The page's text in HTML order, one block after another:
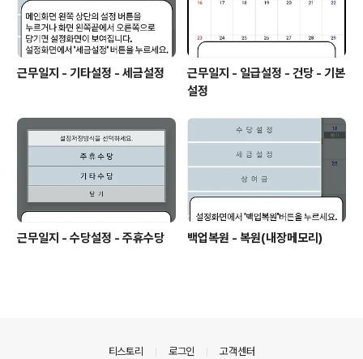
근무일지 - 기타설정 - 세금설정
근무일지 - 일급설정 - 건당 - 기본
설정
근무일지 - 수당설정 - 주휴수당 백업복원 - 복원(내장메모리)
티스토리 로그인 고객센터